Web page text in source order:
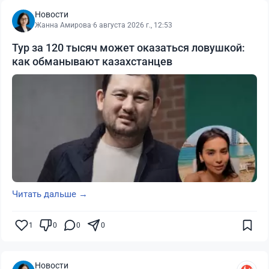
Новости
Жанна Амирова·6 августа 2026 г., 12:53
Тур за 120 тысяч может оказаться ловушкой:
как обманывают казахстанцев
Читать дальше →
1 0 0 0
Новости